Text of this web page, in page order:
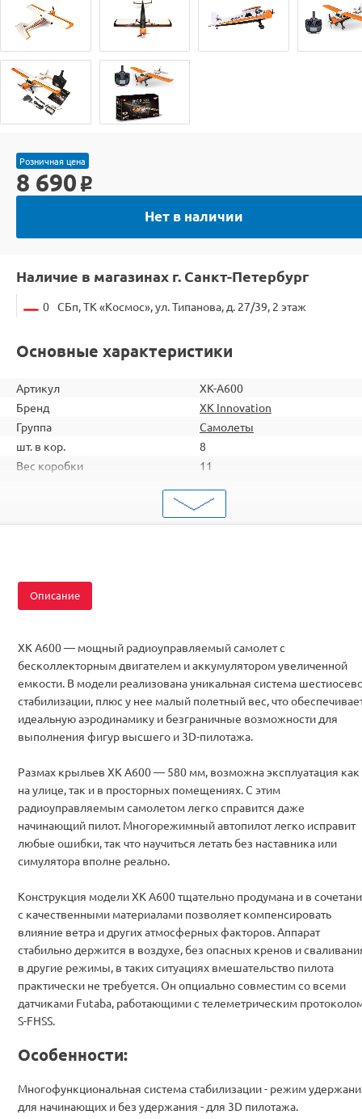
Розничная цена
8 690 o
Нет в наличии
Наличие в магазинах г. Санкт-Петербург
0 СБп, ТК «Космос», ул. Типанова, д. 27/39, 2 этаж
Основные характеристики
Артикул
XK-A600
Бренд
XK Innovation
Группа
Самолеты
шт. в кор.
8
Вес коробки
11
2000000057804
Двигатель
Комплектация
Описание
XK A600 — мощный радиоуправляемый самолет с
бесколлекторным двигателем и аккумулятором увеличенной
емкости. В модели реализована уникальная система
стабилизации, плюс у нее малый полетный вес, что
идеальную аэродинамику и безграничные возможности для
выполнения фигур высшего и 3D-пилотажа.
Размах крыльев XK A600 — 580 мм, возможна эксплуатация как
на улице, так и в просторных помещениях. С этим
радиоуправляемым самолетом легко справится даже
начинающий пилот. Многорежимный автопилот легко исправит
любые ошибки, так что научиться летать без наставника или
симулятора вполне реально.
Конструкция модели XK A600 тщательно продумана и в
с качественными материалами позволяет компенсировать
влияние ветра и других атмосферных факторов. Аппарат
стабильно держится в воздухе, без опасных кренов и
в другие режимы, в таких ситуациях вмешательство пилота
практически не требуется. Он опциально совместим со всеми
датчиками Futaba, работающими с телеметрическим
S-FHSS.
Особенности:
Многофункциональная система стабилизации - режим
для начинающих и без удержания - для 3D пилотажа.